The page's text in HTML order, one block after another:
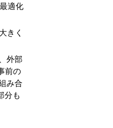
適化
きく
外部
前の
み合
分も